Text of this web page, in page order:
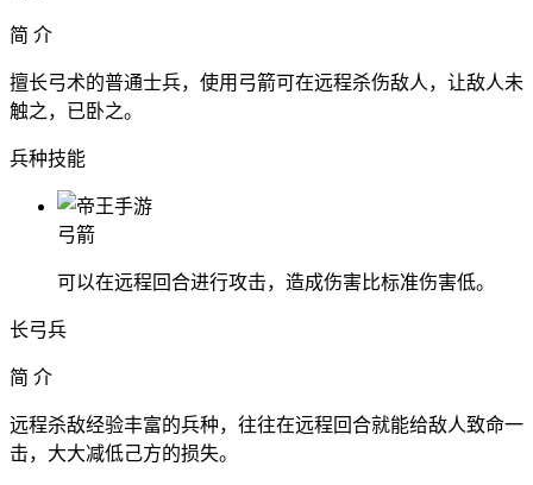
简 介
擅长弓术的普通士兵，使用弓箭可在远程杀伤敌人，让敌人未
触之，已卧之。
兵种技能
弓箭
可以在远程回合进行攻击，造成伤害比标准伤害低。
长弓兵
简 介
远程杀敌经验丰富的兵种，往往在远程回合就能给敌人致命一
击，大大减低己方的损失。